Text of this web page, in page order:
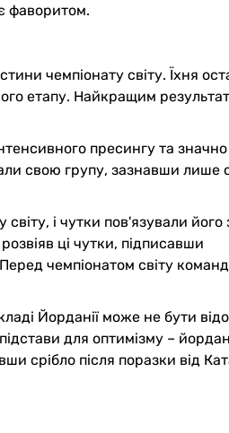
фаворитом.
чемпіонату світу. Їхня
етапу. Найкращим
пресингу та значно
свою групу, зазнавши лише
і чутки пов'язували його
ці чутки, підписавши
чемпіонатом світу
Йорданії може не бути
для оптимізму –
срібло після поразки від